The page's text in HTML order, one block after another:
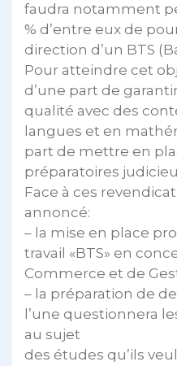
faudra notamment
% d’entre eux de
direction d’un BTS
Pour atteindre cet
d’une part de
qualité avec des
langues et en
part de mettre en
préparatoires
Face à ces
annoncé:
– la mise en place
travail «BTS» en
Commerce et de
– la préparation de
l’une questionnera
au sujet
des études qu’ils